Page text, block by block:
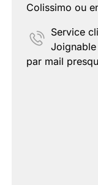
Colissimo ou
Service
par mail